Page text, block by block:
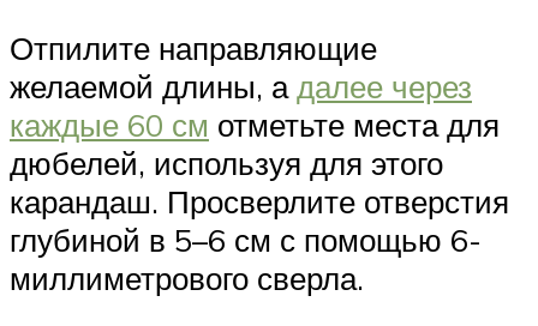
Отпилите направляющие
желаемой длины, адалее через
каждые 60 см отметьте места для
дюбелей, используя для этого
карандаш. Просверлите отверстия
глубиной в 5–6 см с помощью 6-
миллиметрового сверла.